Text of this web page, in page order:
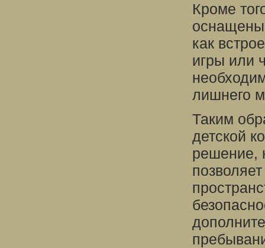
Кроме
как
игры или
лишнего
Таким
детской
решение,